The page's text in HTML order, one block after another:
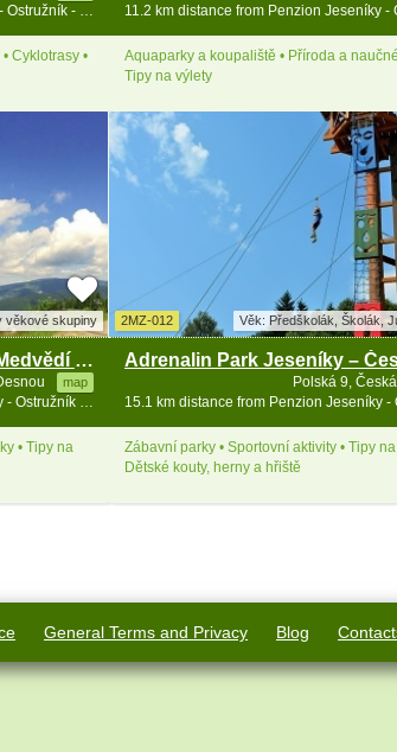
8.2 km distance from Penzion Jeseníky - Ostružník - Petříkov - Ramzová
Cyklotrasy •
Aquaparky a koupaliště • Příroda a
Tipy na výlety
věkové skupiny
Rozhledna u Tetřeví chaty - Medvědí hora
map
14.6 km distance from Penzion Jeseníky - Ostružník - Petříkov - Ramzová
• Tipy na
2MZ-012 Věk: Předškolák, Školák,
Adrenalin Park Jeseníky –
Polská 9,
Zábavní parky • Sportovní aktivity • Tipy na
Dětské kouty, herny a hřiště
General Terms and Privacy Blog